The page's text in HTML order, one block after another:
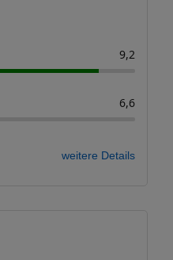
9,2
6,6
weitere Details